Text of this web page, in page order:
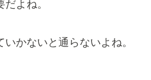
よね。
かないと通らないよね。